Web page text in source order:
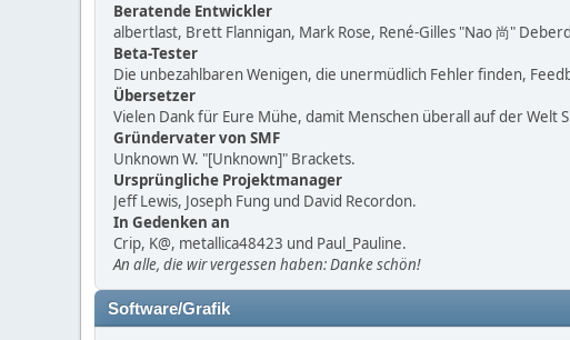
Beratende Entwickler
albertlast, Brett Flannigan, Mark Rose, René-Gilles "Nao 尚"
Beta-Tester
Die unbezahlbaren Wenigen, die unermüdlich Fehler finden,
Übersetzer
Vielen Dank für Eure Mühe, damit Menschen überall auf der Welt
Gründervater von SMF
Unknown W. "[Unknown]" Brackets.
Ursprüngliche Projektmanager
Jeff Lewis, Joseph Fung und David Recordon.
In Gedenken an
Crip, K@, metallica48423 und Paul_Pauline.
An alle, die wir vergessen haben: Danke schön!
Software/Grafik